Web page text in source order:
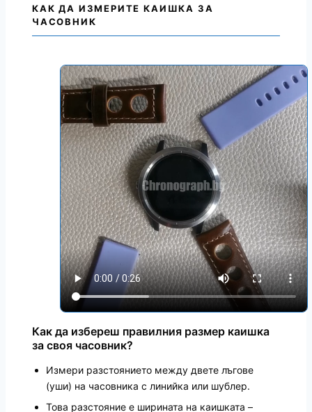
КАК ДА ИЗМЕРИТЕ КАИШКА ЗА
ЧАСОВНИК
Как да избереш правилния размер каишка
за своя часовник?
Измери разстоянието между двете лъгове
(уши) на часовника с линийка или шублер.
Това разстояние е ширината на каишката –